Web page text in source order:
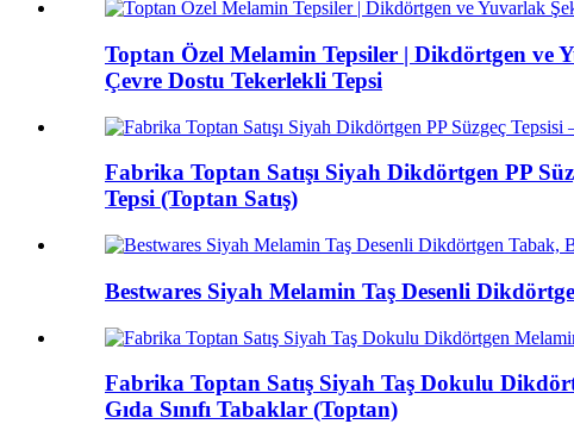
Toptan Özel Melamin Tepsiler | Dikdörtgen ve
Çevre Dostu Tekerlekli Tepsi
Fabrika Toptan Satışı Siyah Dikdörtgen PP
Tepsi (Toptan Satış)
Bestwares Siyah Melamin Taş Desenli
Fabrika Toptan Satış Siyah Taş Dokulu
Gıda Sınıfı Tabaklar (Toptan)